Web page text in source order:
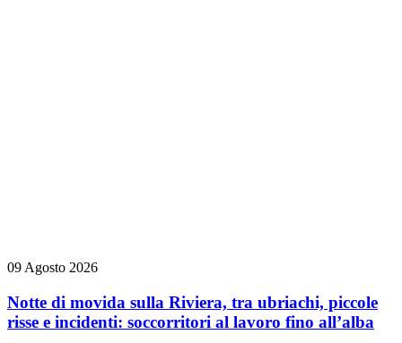
09 Agosto 2026
Notte di movida sulla Riviera, tra ubriachi, piccole
risse e incidenti: soccorritori al lavoro fino all’alba